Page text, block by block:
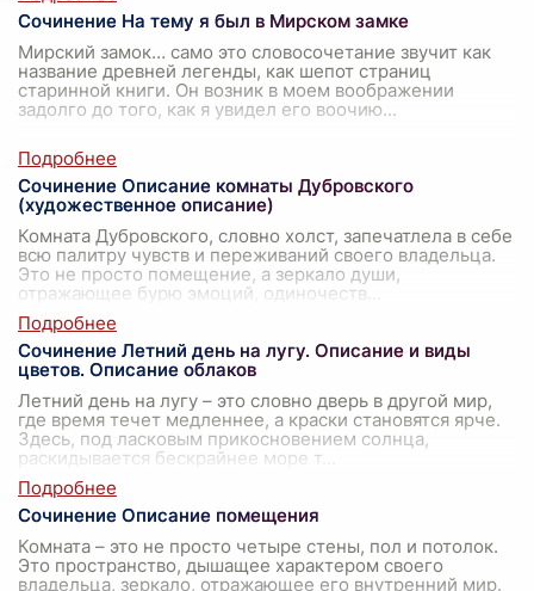
Сочинение На тему я был в Мирском замке
Мирский замок… само это словосочетание звучит как
название древней легенды, как шепот страниц
старинной книги. Он возник в моем воображении
задолго до того, как я увидел его воочию...
Сочинение Описание комнаты Дубровского
(художественное описание)
Комната Дубровского, словно холст, запечатлела в себе
всю палитру чувств и переживаний своего владельца.
Это не просто помещение, а зеркало души,
отражающее бурю эмоций, одиночеств
Сочинение Летний день на лугу. Описание и виды
цветов. Описание облаков
Летний день на лугу – это словно дверь в другой мир,
где время течет медленнее, а краски становятся ярче.
Здесь, под ласковым прикосновением солнца,
раскидывается бескрайнее море т
Сочинение Описание помещения
Комната – это не просто четыре стены, пол и потолок.
Это пространство, дышащее характером своего
владельца, зеркало, отражающее его внутренний мир.